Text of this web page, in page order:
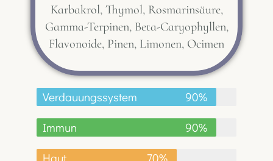
Karbakrol, Thymol, Rosmarinsäure,
Gamma-Terpinen, Beta-Caryophyllen,
Flavonoide, Pinen, Limonen, Ocimen
Verdauungssystem
90%
Immun
90%
Haut
70%